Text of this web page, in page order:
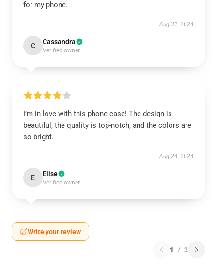
for my phone.
Aug 31, 2024
C Cassandra
Verified owner
I’m in love with this phone case! The design is
beautiful, the quality is top-notch, and the colors are
so bright.
Aug 24, 2024
E Elise
Verified owner
Write your review
1 / 2